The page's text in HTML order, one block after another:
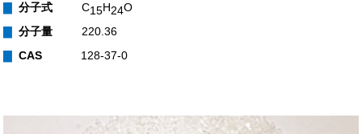
分子式C15H24O
分子量 220.36
CAS 128-37-0